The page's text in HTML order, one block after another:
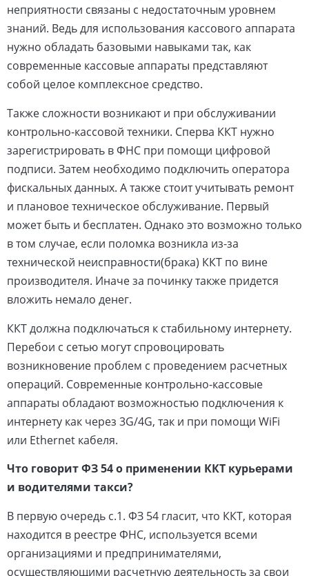
неприятности связаны с недостаточным уровнем
знаний. Ведь для использования кассового аппарата
нужно обладать базовыми навыками так, как
современные кассовые аппараты представляют
собой целое комплексное средство.
Также сложности возникают и при обслуживании
контрольно-кассовой техники. Сперва ККТ нужно
зарегистрировать в ФНС при помощи цифровой
подписи. Затем необходимо подключить оператора
фискальных данных. А также стоит учитывать ремонт
и плановое техническое обслуживание. Первый
может быть и бесплатен. Однако это возможно только
в том случае, если поломка возникла из-за
технической неисправности(брака) ККТ по вине
производителя. Иначе за починку также придется
вложить немало денег.
ККТ должна подключаться к стабильному интернету.
Перебои с сетью могут спровоцировать
возникновение проблем с проведением расчетных
операций. Современные контрольно-кассовые
аппараты обладают возможностью подключения к
интернету как через 3G/4G, так и при помощи WiFi
или Ethernet кабеля.
Что говорит ФЗ 54 о применении ККТ курьерами
и водителями такси?
В первую очередь с.1. ФЗ 54 гласит, что ККТ, которая
находится в реестре ФНС, используется всеми
организациями и предпринимателями,
осуществляющими расчетную деятельность за свои